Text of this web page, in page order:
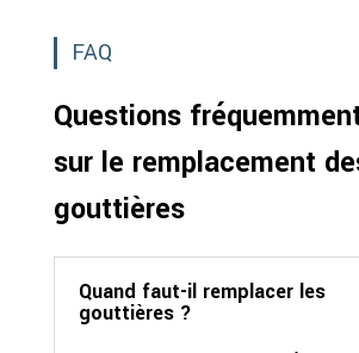
FAQ
Questions
sur le remplacement
gouttières
Quand faut-il remplacer les
gouttières ?